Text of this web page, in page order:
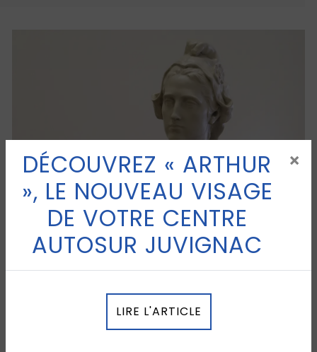
DÉCOUVREZ « ARTHUR
», LE NOUVEAU VISAGE
DE VOTRE CENTRE
AUTOSUR JUVIGNAC
×
LIRE L'ARTICLE